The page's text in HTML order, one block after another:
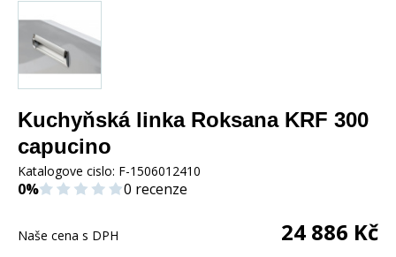
Kuchyňská linka Roksana KRF 300
capucino
Katalogove cislo: F-1506012410
0% 0 recenze
Naše cena s DPH 24 886 Kč